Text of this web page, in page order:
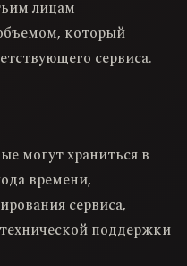
лицам
который
сервиса.
могут храниться в
времени,
сервиса,
поддержки